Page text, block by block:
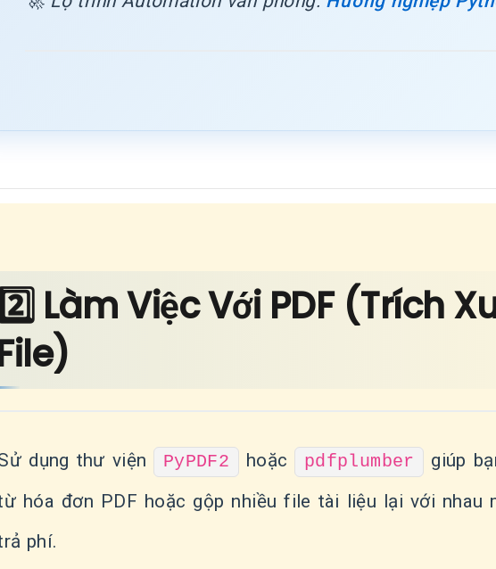
Làm Việc Với PDF (Trích
dụng thư viện PyPDF2 hoặc pdfplumber
giúp
hóa đơn PDF hoặc gộp nhiều file tài liệu lại với nhau
phí.